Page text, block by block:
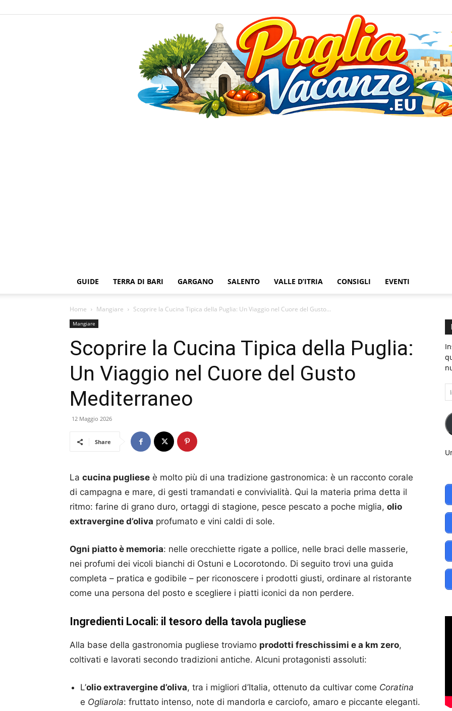
.EU
GUIDE TERRA DI BARI GARGANO SALENTO VALLE D’ITRIA CONSIGLI EVENTI
Home Mangiare Scoprire la Cucina Tipica della Puglia: Un Viaggio nel Cuore del Gusto...
Mangiare
Scoprire la Cucina Tipica della Puglia:
Un Viaggio nel Cuore del Gusto
Mediterraneo
12 Maggio 2026
Share
La cucina pugliese è molto più di una tradizione gastronomica: è un racconto corale
di campagna e mare, di gesti tramandati e convivialità. Qui la materia prima detta il
ritmo: farine di grano duro, ortaggi di stagione, pesce pescato a poche miglia, olio
extravergine d’oliva profumato e vini caldi di sole.
Ogni piatto è memoria: nelle orecchiette rigate a pollice, nelle braci delle masserie,
nei profumi dei vicoli bianchi di Ostuni e Locorotondo. Di seguito trovi una guida
completa – pratica e godibile – per riconoscere i prodotti giusti, ordinare al ristorante
come una persona del posto e scegliere i piatti iconici da non perdere.
Ingredienti Locali: il tesoro della tavola pugliese
Alla base della gastronomia pugliese troviamo prodotti freschissimi e a km zero,
coltivati e lavorati secondo tradizioni antiche. Alcuni protagonisti assoluti:
L’olio extravergine d’oliva, tra i migliori d’Italia, ottenuto da cultivar come Coratina
e Ogliarola: fruttato intenso, note di mandorla e carciofo, amaro e piccante eleganti.
e-